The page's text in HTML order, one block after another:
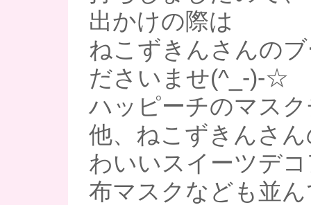
出かけの際は
ねこずきんさんの
ださいませ(^_-)-☆
ハッピーチのマス
他、ねこずきんさ
わいいスイーツデ
布マスクなども並